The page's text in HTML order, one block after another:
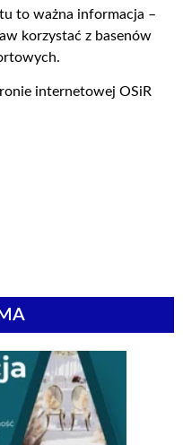
to ważna informacja –
korzystać z basenów
internetowej OSiR